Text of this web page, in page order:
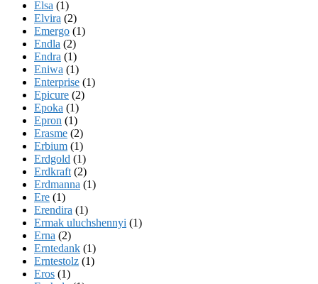
Elsa (1)
Elvira (2)
Emergo (1)
Endla (2)
Endra (1)
Eniwa (1)
Enterprise (1)
Epicure (2)
Epoka (1)
Epron (1)
Erasme (2)
Erbium (1)
Erdgold (1)
Erdkraft (2)
Erdmanna (1)
Ere (1)
Erendira (1)
Ermak uluchshennyi (1)
Erna (2)
Erntedank (1)
Erntestolz (1)
Eros (1)